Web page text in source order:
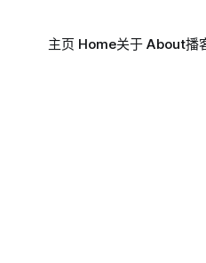
主页 Home关于 About播